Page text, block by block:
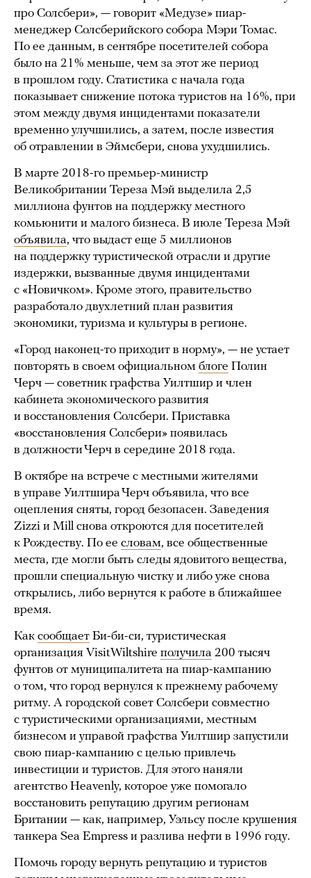
про Солсбери», — говорит «Медузе» пиар-
менеджер Солсберийского собора Мэри Томас.
По ее данным, в сентябре посетителей собора
было на 21% меньше, чем за этот же период
в прошлом году. Cтатистика с начала года
показывает снижение потока туристов на 16%, при
этом между двумя инцидентами показатели
временно улучшились, а затем, после известия
об отравлении в Эймсбери, снова ухудшились.
В марте 2018-го премьер-министр
Великобритании Тереза Мэй выделила 2,5
миллиона фунтов на поддержку местного
комьюнити и малого бизнеса. В июле Тереза Мэй
объявила, что выдаст еще 5 миллионов
на поддержку туристической отрасли и другие
издержки, вызванные двумя инцидентами
с «Новичком». Кроме этого, правительство
разработало двухлетний план развития
экономики, туризма и культуры в регионе.
«Город наконец-то приходит в норму», — не устает
повторять в своем официальном блоге Полин
Черч — советник графства Уилтшир и член
кабинета экономического развития
и восстановления Солсбери. Приставка
«восстановления Солсбери» появилась
в должности Черч в середине 2018 года.
В октябре на встрече с местными жителями
в управе Уилтшира Черч объявила, что все
оцепления сняты, город безопасен. Заведения
Zizzi и Mill снова откроются для посетителей
к Рождеству. По ее словам, все общественные
места, где могли быть следы ядовитого вещества,
прошли специальную чистку и либо уже снова
открылись, либо вернутся к работе в ближайшее
время.
Как сообщает Би-би-си, туристическая
организация VisitWiltshire получила 200 тысяч
фунтов от муниципалитета на пиар-кампанию
о том, что город вернулся к прежнему рабочему
ритму. А городской совет Солсбери совместно
с туристическими организациями, местным
бизнесом и управой графства Уилтшир запустили
свою пиар-кампанию с целью привлечь
инвестиции и туристов. Для этого наняли
агентство Heavenly, которое уже помогало
восстановить репутацию другим регионам
Британии — как, например, Уэльсу после крушения
танкера Sea Empress и разлива нефти в 1996 году.
Помочь городу вернуть репутацию и туристов